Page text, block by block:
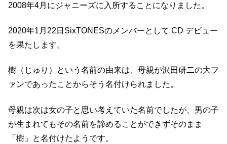
2008年4月にジャニーズに入所することになりました。
2020年1月22日SixTONESのメンバーとして CD デビュー
を果たします。
樹（じゅり）という名前の由来は、母親が沢田研二の大フ
ァンであったことからそう名付けられました。
母親は次は女の子と思い考えていた名前でしたが、男の子
が生まれてもその名前を諦めることができずそのまま
「樹」と名付けたようです。